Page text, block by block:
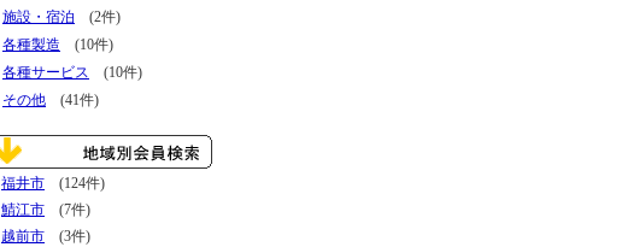
施設・宿泊 (2件)
各種製造 (10件)
各種サービス (10件)
その他 (41件)
福井市 (124件)
鯖江市 (7件)
越前市 (3件)